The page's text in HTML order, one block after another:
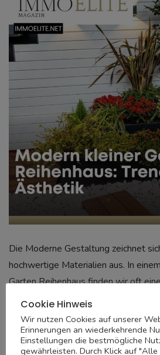
Die Moderne Gestaltung zeichnet
hochwertige Materialien aus. In
Garten Reihenhaus finden wir oft
Stein, Metall und gezielt gesetzten
Reduzierte
Cookie Hinweis
Wir nutzen Cookies auf unserer
Erinnerungen an wiederkehrende
Einstellungen die bestmögliche
gewährleisten. Durch Klick auf "Alle